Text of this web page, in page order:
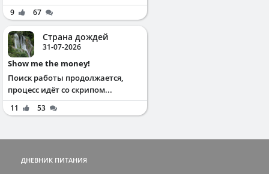
9 67
Страна дождей
31-07-2026
Show me the money!
Поиск работы продолжается,
процесс идёт со скрипом...
11 53
ДНЕВНИК ПИТАНИЯ